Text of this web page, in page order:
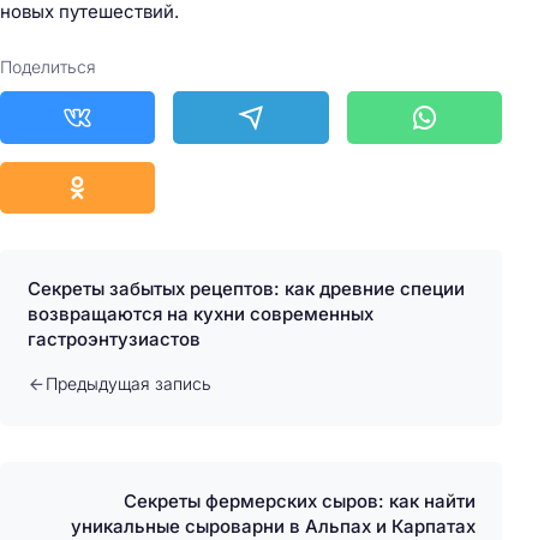
новых путешествий.
Поделиться
Секреты забытых рецептов: как древние специи
возвращаются на кухни современных
гастроэнтузиастов
Предыдущая запись
Секреты фермерских сыров: как найти
уникальные сыроварни в Альпах и Карпатах